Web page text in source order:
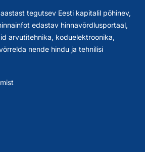
tegutsev Eesti kapitalil põhinev,
edastav hinnavõrdlusportaal,
arvutitehnika, koduelektroonika,
nende hindu ja tehnilisi